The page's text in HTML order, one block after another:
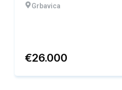
Grbavica
€26.000